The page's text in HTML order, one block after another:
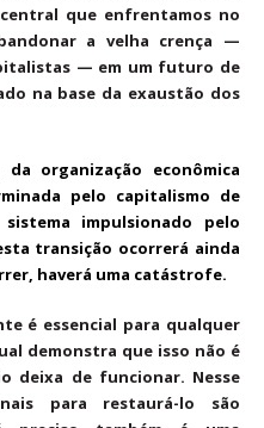
que enfrentamos no
a velha crença —
— em um futuro de
na base da exaustão dos
organização econômica
pelo capitalismo de
impulsionado pelo
transição ocorrerá ainda
haverá uma catástrofe.
é essencial para qualquer
demonstra que isso não é
deixa de funcionar. Nesse
para restaurá-lo são